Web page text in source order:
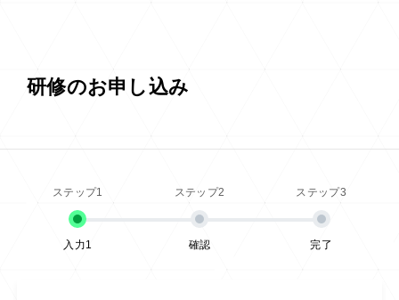
研修のお申し込み
入力1 確認 完了